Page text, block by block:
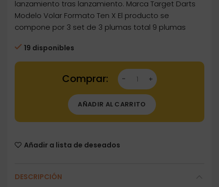
lanzamiento tras lanzamiento. Marca Target Darts
Modelo Volar Formato Ten X El producto se
compone por 3 set de 3 plumas total 9 plumas
19 disponibles
Dartstore Plumas Target Darts Volar Pro
AÑADIR AL CARRITO
Añadir a lista de deseados
DESCRIPCIÓN